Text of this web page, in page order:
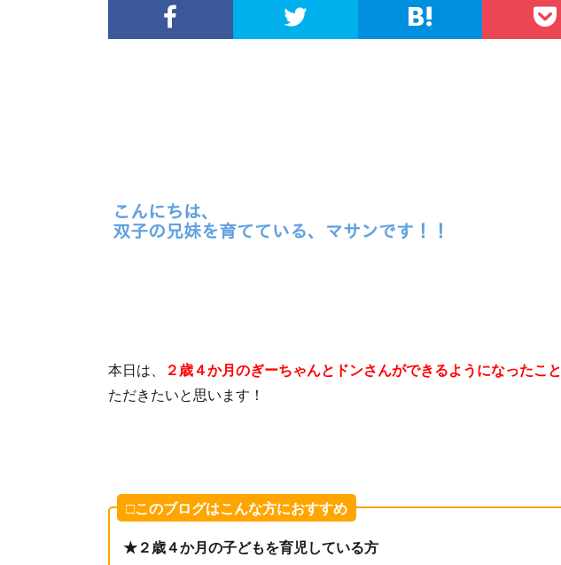
本日は、 ２歳４か月のぎーちゃんとドンさんができるようになったこと
ただきたいと思います！
□このブログはこんな方におすすめ
★２歳４か月の子どもを育児している方